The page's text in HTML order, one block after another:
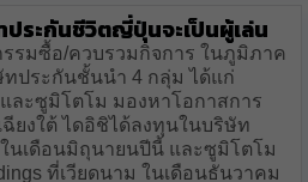
ประกันชีวิตญี่ปุ่นจะเป็นผู้เล่น
รมซื้อ/ควบรวมกิจการ ในภูมิภาค
ทประกันชั้นนำ 4 กลุ่ม ได้แก่
ละซูมิโตโม มองหาโอกาสการ
ฉียงใต้ ไดอิชิได้ลงทุนในบริษัท
ในเดือนมิถุนายนปีนี้ และซูมิโตโม
ที่เวียดนาม ในเดือนธันวาคม